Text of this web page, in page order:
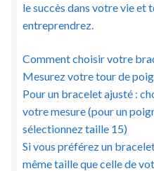
le succès dans votre vie et
entreprendrez.
Comment choisir votre
Mesurez votre tour de
Pour un bracelet ajusté :
votre mesure (pour un
sélectionnez taille 15)
Si vous préférez un
même taille que celle de